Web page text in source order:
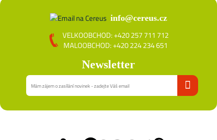
info@cereus.cz
VELKOOBCHOD: +420 257 711 712
MALOOBCHOD: +420 224 234 651
Newsletter